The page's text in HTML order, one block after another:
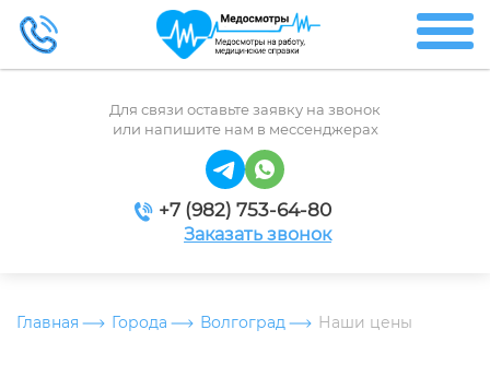
Для связи оставьте заявку на звонок
или напишите нам в мессенджерах
+7 (982) 753-64-80
Заказать звонок
Главная Города Волгоград Наши цены